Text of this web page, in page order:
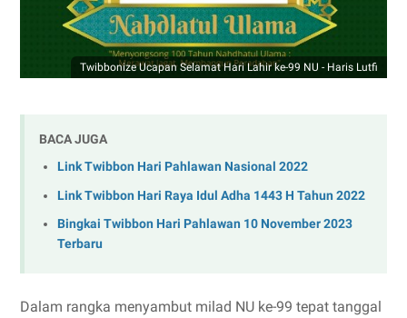
Twibbonize Ucapan Selamat Hari Lahir ke-99 NU - Haris Lutfi
BACA JUGA
Link Twibbon Hari Pahlawan Nasional 2022
Link Twibbon Hari Raya Idul Adha 1443 H Tahun 2022
Bingkai Twibbon Hari Pahlawan 10 November 2023
Terbaru
Dalam rangka menyambut milad NU ke-99 tepat tanggal